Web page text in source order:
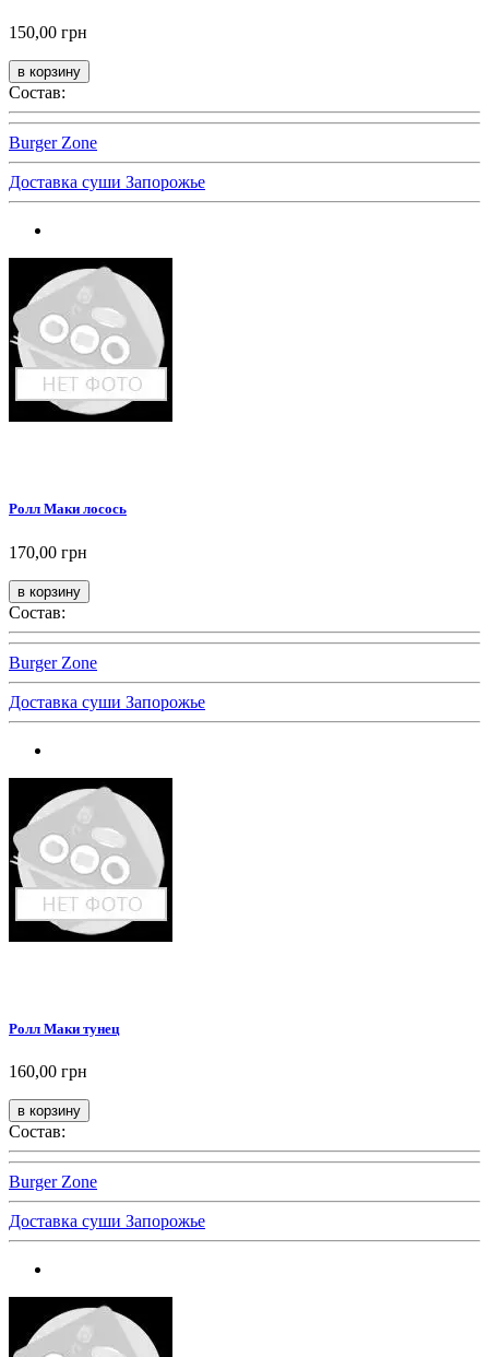
150,00 грн
Состав:
Burger Zone
Доставка суши Запорожье
Ролл Маки лосось
170,00 грн
Состав:
Burger Zone
Доставка суши Запорожье
Ролл Маки тунец
160,00 грн
Состав:
Burger Zone
Доставка суши Запорожье